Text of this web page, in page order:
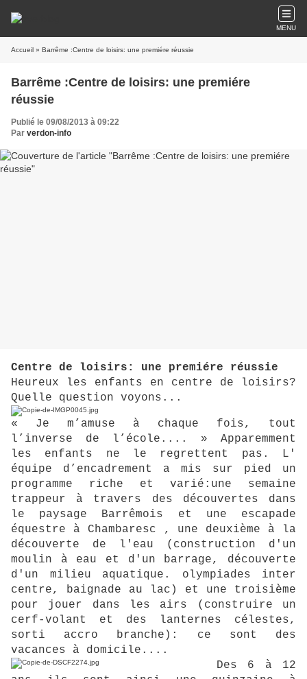
MENU
Accueil » Barrême :Centre de loisirs: une premiére réussie
Barrême :Centre de loisirs: une premiére
réussie
Publié le 09/08/2013 à 09:22
Par verdon-info
Centre de loisirs: une premiére réussie
Heureux les enfants en centre de loisirs?
Quelle question voyons...
« Je m’amuse à chaque fois, tout
l’inverse de l’école.... » Apparemment
les enfants ne le regrettent pas. L'
équipe d’encadrement a mis sur pied un
programme riche et varié:une semaine
trappeur à travers des découvertes dans
le paysage Barrêmois et une escapade
équestre à Chambaresc , une deuxième à la
découverte de l'eau (construction d'un
moulin à eau et d'un barrage, découverte
d'un milieu aquatique. olympiades inter
centre, baignade au lac) et une troisième
pour jouer dans les airs (construire un
cerf-volant et des lanternes célestes,
sorti accro branche): ce sont des
vacances à domicile....
Des 6 à 12